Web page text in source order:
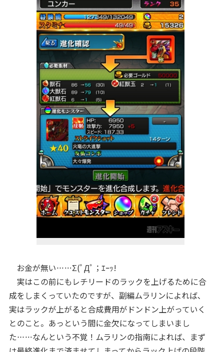
お金が無い……Σ(ﾟДﾟ；ｴｰｯ!
実はこの前にもレチリードのラックを上げるために合
成をしまくっていたのですが、副編ムラリンによれば、
実はラックが上がると合成費用がドンドン上がっていく
とのこと。あっという間に金欠になってしまいまし
た……なんという不覚！ムラリンの指南によれば、まず